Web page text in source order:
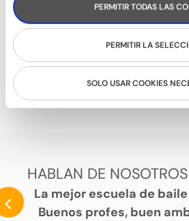
PERMITIR TODAS LAS
PERMITIR LA
SOLO USAR COOKIES
HABLAN DE NOSOTROS
<
La mejor escuela de
Buenos profes, buen